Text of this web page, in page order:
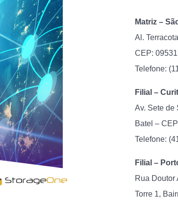
Matriz –
Al.
CEP:
Telefone:
Filial –
Av. Sete de
Batel –
Telefone:
Filial –
Rua Doutor
Torre 1,